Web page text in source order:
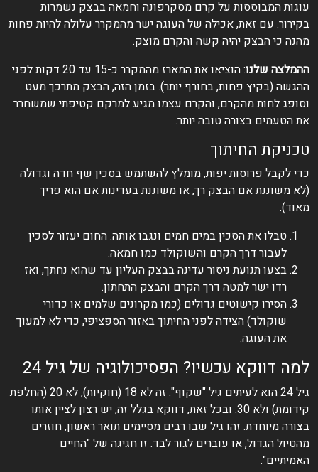
עוגות המבוססות על קרם מסקרפונה וחמאה בבצק נשמרות
בקירור. עם זאת, אכילה של העוגה ישר מהמקרר עלולה להיות פחות
מהנה כי הבצק יהיה קשה והקרם מוצק.
ההמלצה שלנו
: הוציאו את המארז מהמקרר כ-15 עד 20 דקות לפני
ההגשה (בקיץ פחות, בחורף יותר). בזמן הזה, הבצק מתרכך מעט
וסופג לחות מהקרם, והקרם עצמו מגיע למרקם קטיפתי שמשחרר
את הטעמים בצורה טובה יותר.
טכניקת החיתוך
כדי לקבל פרוסות יפות, מומלץ להשתמש בסכין שף חדה וגדולה
(לא משוננת אם הבצק רך, או משוננת בעדינות אם הוא פריך
מאוד).
טבלו את הסכין במים חמים ונגבו אותה. החום יעזור לסכין
לעבור דרך הקרם והשוקולד כמו חמאה.
בצעו תנועת ניסור עדינה בבצק העליון עד שהוא נחתך, ואז
רדו ישר למטה דרך הקרם והבצק התחתון.
הסירו קישוטים גדולים (כמו מקרונים שלמים או כדורי
שוקולד) הצידה לפני החיתוך באזור הספציפי, כדי לא למעוך
את העוגה.
למה דווקא עכשיו? הפסיכולוגיה של גיל 24
גיל 24 הוא לעיתים גיל "שקוף". זה לא 18 (חוקיות), לא 20 (החלפת
קידומת) ולא 30. ובכל זאת, דווקא בגלל זה, יש רצון לציין אותו
בצורה מיוחדת. זהו גיל שבו רבים מסיימים תואר ראשון, חוזרים
מהטיול הגדול, או עוברים לגור לבד. זו חגיגה של "החיים
האמיתיים".